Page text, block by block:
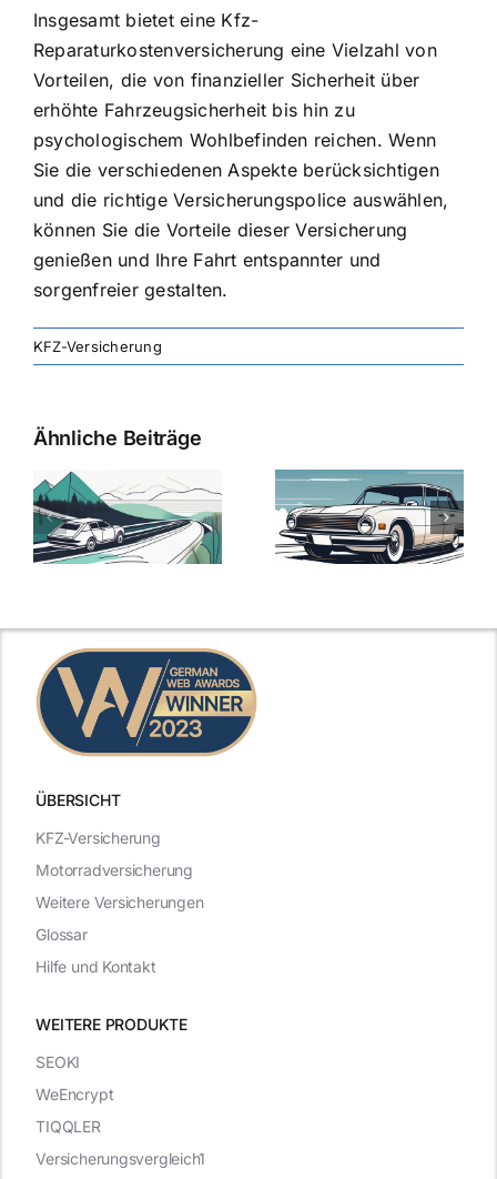
Insgesamt bietet eine Kfz-
Reparaturkostenversicherung eine Vielzahl von
Vorteilen, die von finanzieller Sicherheit über
erhöhte Fahrzeugsicherheit bis hin zu
psychologischem Wohlbefinden reichen. Wenn
Sie die verschiedenen Aspekte berücksichtigen
und die richtige Versicherungspolice auswählen,
können Sie die Vorteile dieser Versicherung
genießen und Ihre Fahrt entspannter und
sorgenfreier gestalten.
KFZ-Versicherung
Ähnliche Beiträge
Versicherung:
Günstige Kfz-
Versicherungstarife
mit Top-
Kfz-
Die besten
Angebote im
ÜBERSICHT
WEITERE PRODUKTE
KFZ-Versicherung
Motorradversicherung
Weitere Versicherungen
Glossar
Hilfe und Kontakt
SEOKI
WeEncrypt
TIQQLER
Versicherungsvergleich1